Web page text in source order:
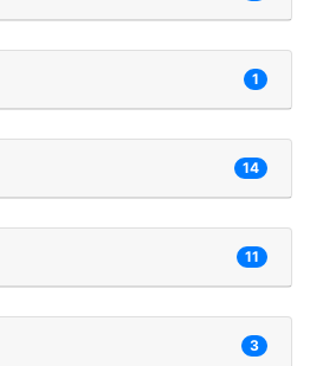
1
14
11
3